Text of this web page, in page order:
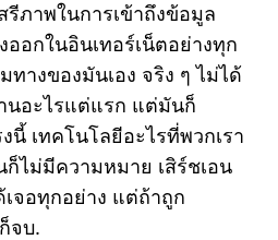
ภาพในการเข้าถึงข้อมูล
อกในอินเทอร์เน็ตอย่างทุก
างของมันเอง จริง ๆ ไม่ได้
นอะไรแต่แรก แต่มันก็
นี้ เทคโนโลยีอะไรที่พวกเรา
ไม่มีความหมาย เสิร์ชเอน
จอทุกอย่าง แต่ถ้าถูก
จบ.